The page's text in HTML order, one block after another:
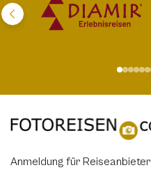
Anmeldung für Reiseanbieter